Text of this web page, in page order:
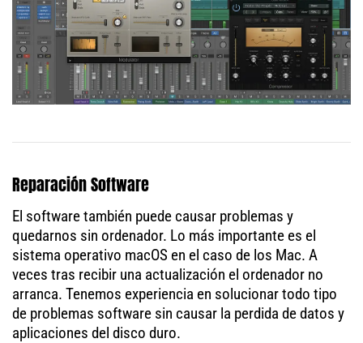
Reparación Software
El software también puede causar problemas y
quedarnos sin ordenador. Lo más importante es el
sistema operativo macOS en el caso de los Mac. A
veces tras recibir una actualización el ordenador no
arranca. Tenemos experiencia en solucionar todo tipo
de problemas software sin causar la perdida de datos y
aplicaciones del disco duro.